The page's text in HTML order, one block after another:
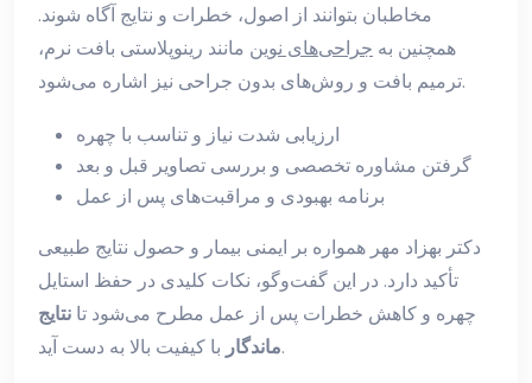
مخاطبان بتوانند از اصول، خطرات و نتایج آگاه شوند.
همچنین به جراحی‌های نوین مانند رینوپلاستی بافت نرم،
ترمیم بافت و روش‌های بدون جراحی نیز اشاره می‌شود.
ارزیابی شدت نیاز و تناسب با چهره
گرفتن مشاوره تخصصی و بررسی تصاویر قبل و بعد
برنامه بهبودی و مراقبت‌های پس از عمل
دکتر بهزاد مهر همواره بر ایمنی بیمار و حصول نتایج طبیعی
تأکید دارد. در این گفت‌وگو، نکات کلیدی در حفظ استایل
چهره و کاهش خطرات پس از عمل مطرح می‌شود تا نتایج
ماندگاربا کیفیت بالا به دست آید.